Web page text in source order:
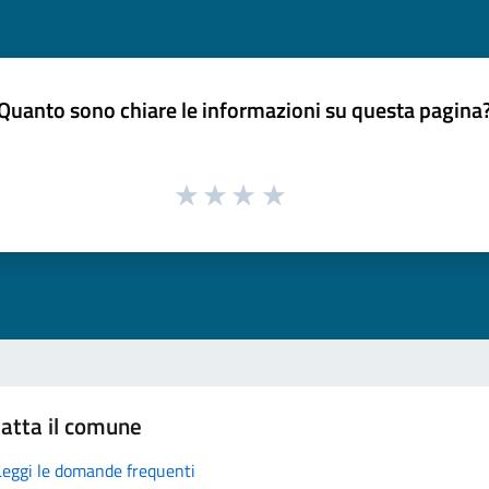
sono chiare le informazioni su questa
il comune
le domande frequenti